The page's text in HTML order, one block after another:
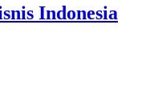
Indonesia